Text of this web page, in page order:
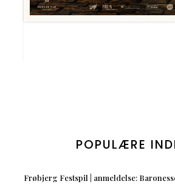
POPULÆRE
Frøbjerg Festspil | anmeldelse: